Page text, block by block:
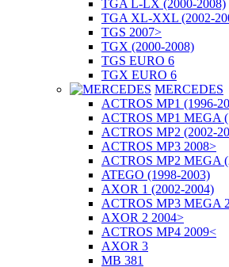
TGA L-LX (2000-2008)
TGA XL-XXL (2002-
TGS 2007>
TGX (2000-2008)
TGS EURO 6
TGX EURO 6
MERCEDES
ACTROS MP1 (1996-
ACTROS MP1 MEGA
ACTROS MP2 (2002-
ACTROS MP3 2008>
ACTROS MP2 MEGA
ATEGO (1998-2003)
AXOR 1 (2002-2004)
ACTROS MP3 MEGA
AXOR 2 2004>
ACTROS MP4 2009<
AXOR 3
MB 381